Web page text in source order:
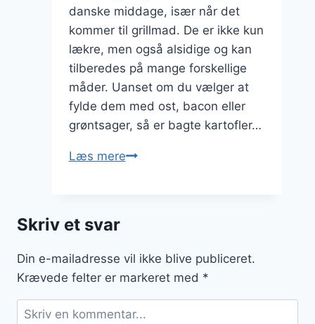
danske middage, især når det
kommer til grillmad. De er ikke kun
lækre, men også alsidige og kan
tilberedes på mange forskellige
måder. Uanset om du vælger at
fylde dem med ost, bacon eller
grøntsager, så er bagte kartofler…
Læs mereBagte
Skriv et svar
Din e-mailadresse vil ikke blive publiceret.
Krævede felter er markeret med *